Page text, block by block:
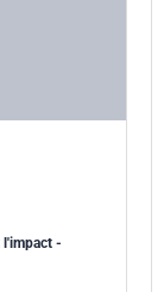
l'impact -